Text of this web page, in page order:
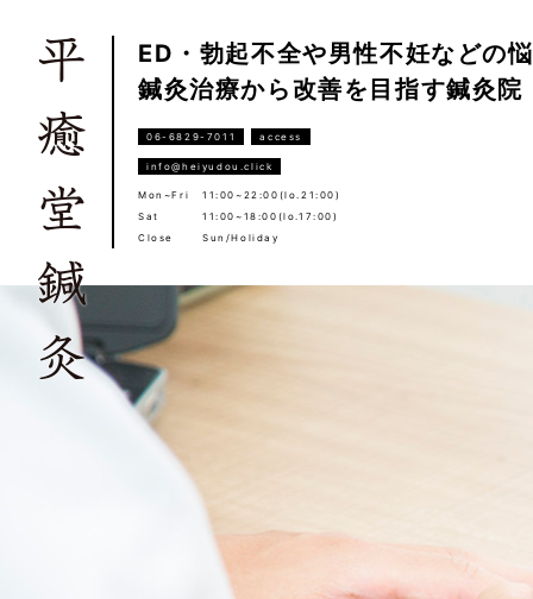
ED・勃起不全や男性不妊などの
鍼灸治療から改善を目指す鍼灸院
06-6829-7011 access
info@heiyudou.click
Mon~Fri
11:00~22:00(lo.21:00)
Sat
11:00~18:00(lo.17:00)
Close
Sun/Holiday